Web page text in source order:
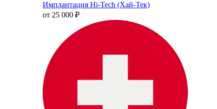
Имплантация Hi-Tech (Хай-Тек)
от 25 000 ₽